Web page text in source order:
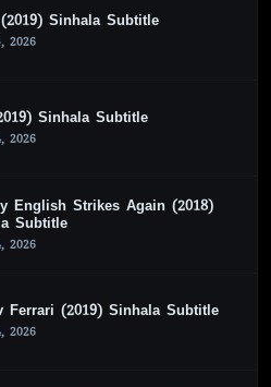
Sinhala Subtitle
2026
Sinhala Subtitle
2026
English Strikes Again (2018)
Subtitle
2026
Ferrari (2019) Sinhala Subtitle
2026